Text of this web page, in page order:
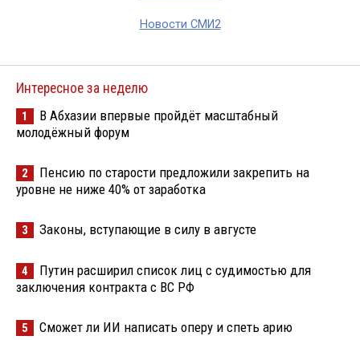
Новости СМИ2
Интересное за неделю
1
В Абхазии впервые пройдёт масштабный
молодёжный форум
2
Пенсию по старости предложили закрепить на
уровне не ниже 40% от заработка
3 Законы, вступающие в силу в августе
4
Путин расширил список лиц с судимостью для
заключения контракта с ВС РФ
5 Сможет ли ИИ написать оперу и спеть арию